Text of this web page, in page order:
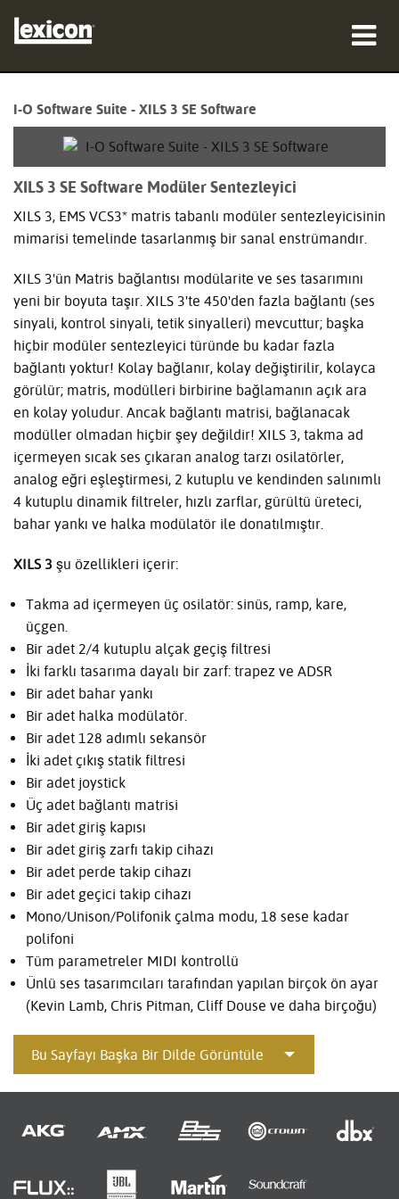
Vaka çalışmaları
destek
Dil/Bölge
I-O Software Suite - XILS 3 SE Software
XILS 3 SE Software Modüler Sentezleyici
XILS 3, EMS VCS3* matris tabanlı modüler sentezleyicisinin
mimarisi temelinde tasarlanmış bir sanal enstrümandır.
XILS 3'ün Matris bağlantısı modülarite ve ses tasarımını
yeni bir boyuta taşır. XILS 3'te 450'den fazla bağlantı (ses
sinyali, kontrol sinyali, tetik sinyalleri) mevcuttur; başka
hiçbir modüler sentezleyici türünde bu kadar fazla
bağlantı yoktur! Kolay bağlanır, kolay değiştirilir, kolayca
görülür; matris, modülleri birbirine bağlamanın açık ara
en kolay yoludur. Ancak bağlantı matrisi, bağlanacak
modüller olmadan hiçbir şey değildir! XILS 3, takma ad
içermeyen sıcak ses çıkaran analog tarzı osilatörler,
analog eğri eşleştirmesi, 2 kutuplu ve kendinden salınımlı
4 kutuplu dinamik filtreler, hızlı zarflar, gürültü üreteci,
bahar yankı ve halka modülatör ile donatılmıştır.
XILS 3 şu özellikleri içerir:
Takma ad içermeyen üç osilatör: sinüs, ramp, kare,
üçgen.
Bir adet 2/4 kutuplu alçak geçiş filtresi
İki farklı tasarıma dayalı bir zarf: trapez ve ADSR
Bir adet bahar yankı
Bir adet halka modülatör.
Bir adet 128 adımlı sekansör
İki adet çıkış statik filtresi
Bir adet joystick
Üç adet bağlantı matrisi
Bir adet giriş kapısı
Bir adet giriş zarfı takip cihazı
Bir adet perde takip cihazı
Bir adet geçici takip cihazı
Mono/Unison/Polifonik çalma modu, 18 sese kadar
polifoni
Tüm parametreler MIDI kontrollü
Ünlü ses tasarımcıları tarafından yapılan birçok ön ayar
(Kevin Lamb, Chris Pitman, Cliff Douse ve daha birçoğu)
Bu Sayfayı Başka Bir Dilde Görüntüle